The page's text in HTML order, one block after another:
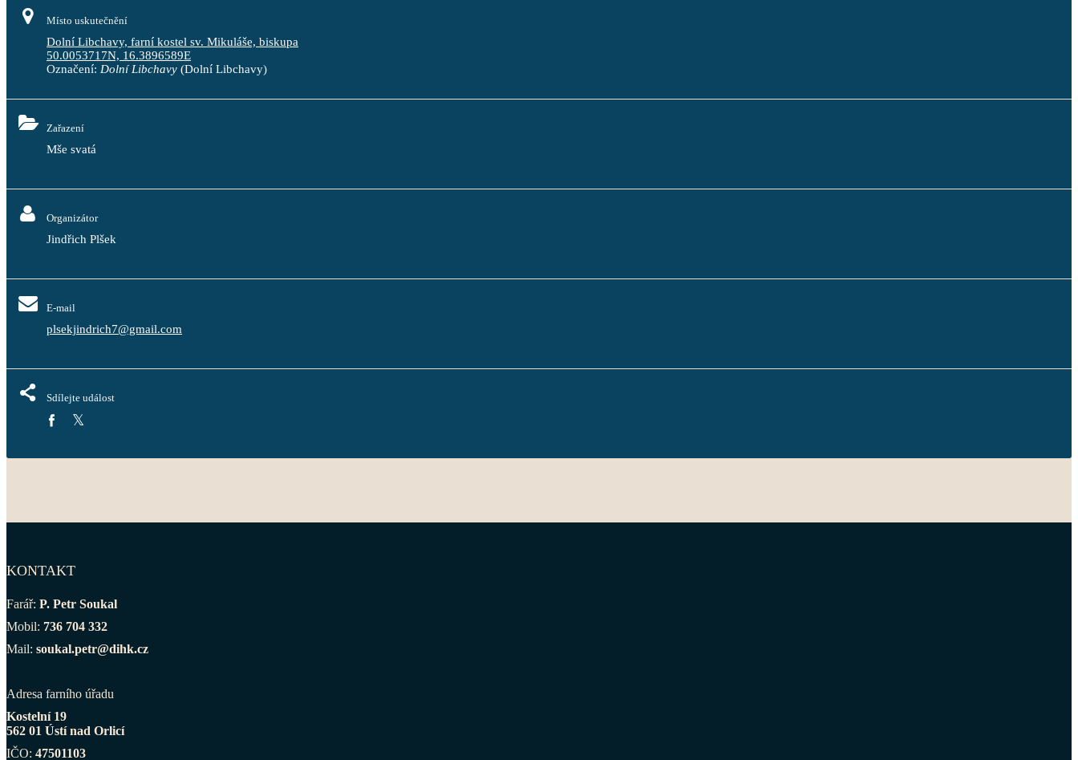
Místo uskutečnění
Dolní Libchavy, farní kostel sv. Mikuláše, biskupa
50.0053717N, 16.3896589E
Označení: Dolní Libchavy (Dolní Libchavy)
Zařazení
Mše svatá
Organizátor
Jindřich Plšek
E-mail
plsekjindrich7@gmail.com
Sdílejte událost
KONTAKT
Farář: P. Petr Soukal
Mobil: 736 704 332
Mail: soukal.petr@dihk.cz
Adresa farního úřadu
Kostelní 19
562 01 Ústí nad Orlicí
IČO: 47501103